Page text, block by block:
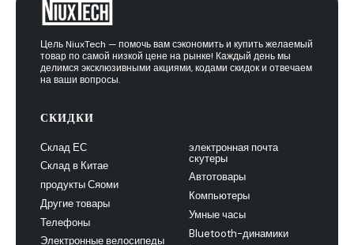
Цель NiuxTech — помочь вам сэкономить и купить желаемый
товар по самой низкой цене на рынке! Каждый день мы
делимся эксклюзивными акциями, кодами скидок и отвечаем
на ваши вопросы.
СКИДКИ
Склад ЕС
Склад в Китае
продукты Сяоми
Другие товары
Телефоны
Электронные велосипеды
электронная почта
скутеры
Автотовары
Компьютеры
Умные часы
Bluetooth-динамики